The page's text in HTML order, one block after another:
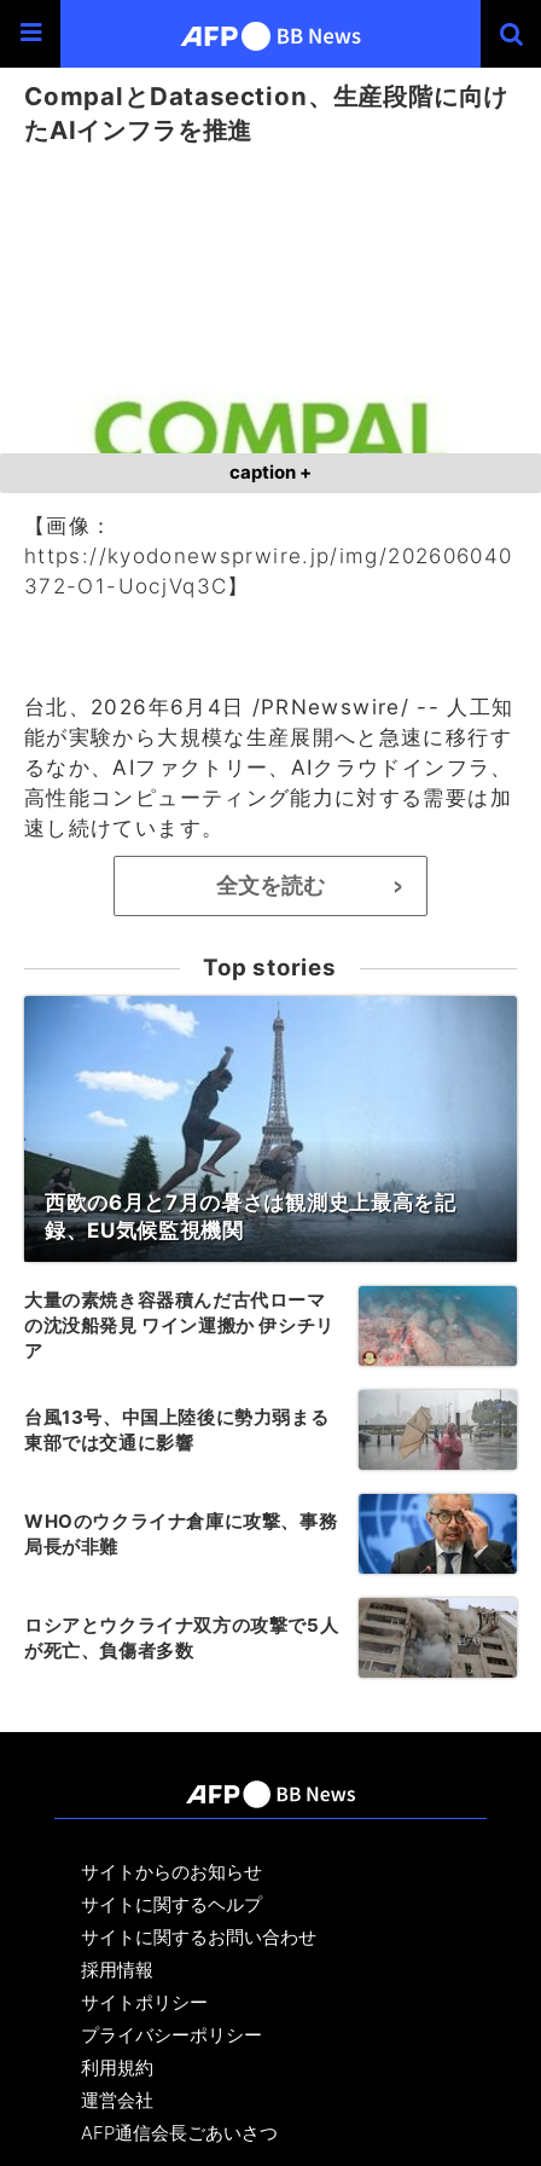
CompalとDatasection、生産段階に向け
たAIインフラを推進
caption +
【画像：
https://kyodonewsprwire.jp/img/202606040
372-O1-UocjVq3C】
台北、2026年6月4日 /PRNewswire/ -- 人工知
能が実験から大規模な生産展開へと急速に移行す
るなか、AIファクトリー、AIクラウドインフラ、
高性能コンピューティング能力に対する需要は加
速し続けています。
全文を読む >
Top stories
西欧の6月と7月の暑さは観測史上最高を記
録、EU気候監視機関
大量の素焼き容器積んだ古代ローマ
の沈没船発見 ワイン運搬か 伊シチリ
ア
台風13号、中国上陸後に勢力弱まる
東部では交通に影響
WHOのウクライナ倉庫に攻撃、事務
局長が非難
ロシアとウクライナ双方の攻撃で5人
が死亡、負傷者多数
サイトからのお知らせ
サイトに関するヘルプ
サイトに関するお問い合わせ
採用情報
サイトポリシー
プライバシーポリシー
利用規約
運営会社
AFP通信会長ごあいさつ